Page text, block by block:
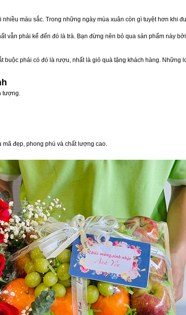
màu sắc. Trong những ngày mùa xuân còn gì tuyệt hơn khi
vẫn phải kể đến đó là trà. Bạn đừng nên bỏ qua sản phẩm này
buộc phải có đó là rượu, nhất là giỏ quà tặng khách hàng.
tượng.
đẹp, phong phú và chất lượng cao.